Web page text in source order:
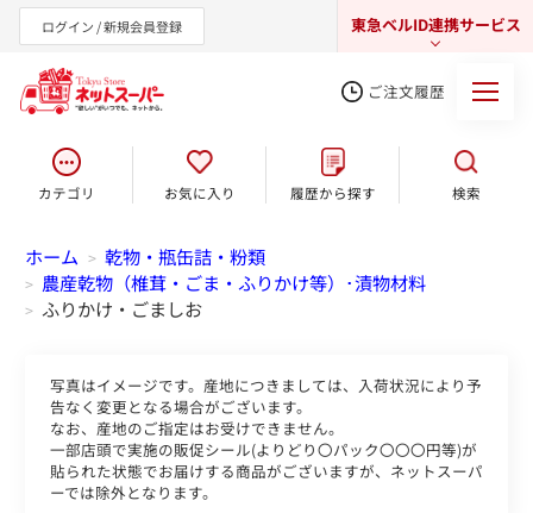
ログイン / 新規会員登録 東急ベルID連携サービス
東急オンラインショップ
ご注文履歴
カテゴリ お気に入り 履歴から探す 検索
ホーム > 乾物・瓶缶詰・粉類
> 農産乾物（椎茸・ごま・ふりかけ等）･漬物材料
> ふりかけ・ごましお
写真はイメージです。産地につきましては、入荷状況により予
告なく変更となる場合がございます。
なお、産地のご指定はお受けできません。
一部店頭で実施の販促シール(よりどり〇パック〇〇〇円等)が
貼られた状態でお届けする商品がございますが、ネットスーパ
ーでは除外となります。